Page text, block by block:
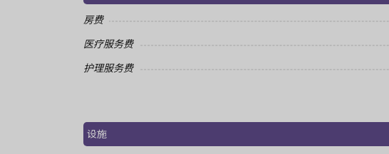
房费
医疗服务费
护理服务费
设施